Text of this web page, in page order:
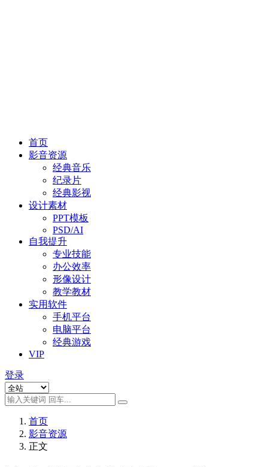
首页
影音资源
经典音乐
纪录片
经典影视
设计素材
PPT模板
PSD/AI
自我提升
专业技能
办公效率
形像设计
教学教材
实用软件
手机平台
电脑平台
经典游戏
VIP
登录
首页
影音资源
正文